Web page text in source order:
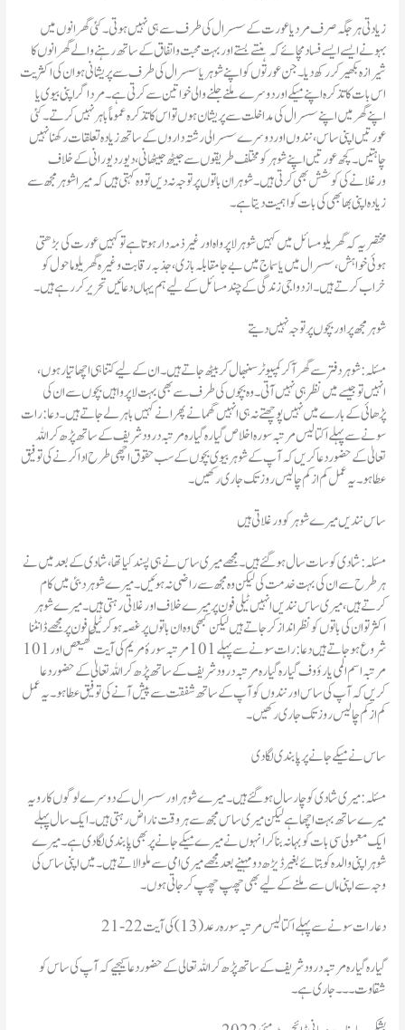
زیادتی ہر جگہ صرف مرد یا عورت کے سسرال کی طرف سے ہی نہیں ہوتی۔ کئی گھرانوں میں
بہونے ایسے ایسے فساد مچائے کہ ہنتے بستے اور بہت محبت و اتفاق کے ساتھ رہنے والے گھرانوں کا
شیرازہ بکھیر کر رکھ دیا۔ جن عورتوں کو اپنے شوہر یا سسرال کی طرف سے پریشانی ہو ان کی اکثریت
اس بات کا تذکرہ اپنے میکے اور دوسرے ملنے جلنے والی خواتین سے کرتی ہے۔ مردا گر اپنی بیوی یا
اپنے گھر میں اپنے سسرال کی مداخلت سے پریشان ہوں تو اس کا تذکرہ عموماً باہر نہیں کرتے۔ کئی
عورتیں اپنی ساس، نندوں اور دوسرے سسرالی رشتہ داروں کے ساتھ زیادہ تعلقات رکھنا نہیں
چاہتیں۔ کچھ عورتیں اپنے شوہر کو مختلف طریقوں سے جیٹھ جیٹھانی ، دیور دیورانی کے خلاف
ورغلانے کی کوشش بھی کرتی ہیں۔ شوہر ان باتوں پر توجہ نہ دیں تو وہ کہتی ہیں کہ میراشوہر مجھ سے
زیادہ اپنی بھا بھی کی بات کو اہمیت دیتا ہے۔
مختصر یہ کہ گھریلو مسائل میں کہیں شوہر لاپر واہ اور غیر ذمہ دار ہوتا ہے تو کہیں عورت کی بڑھتی
ہوئی خواہش، سسرال میں یا سماج میں بے جا مقابلہ بازی، جذبہ رقابت وغیرہ گھریلو ماحول کو
خراب کرتے ہیں۔ ازدواجی زندگی کے چند مسائل کے لیے ہم یہاں دعائیں تحریر کر رہے ہیں۔
شوہر مجھ پر اور بچوں پر توجہ نہیں دیتے
مسئلہ : شوہر دفتر سے گھر آکر کمپیوٹر سنبھال کر بیٹھ جاتے ہیں۔ ان کے لیے کتنا ہی اچھا تیار ہوں،
انہیں تو جیسے میں نظر ہی نہیں آتی۔ وہ بچوں کی طرف سے بھی بہت لاپر واہیں بچوں سے ان کی
پڑھائی کے بارے میں نہیں پوچھتے نہ ہی انہیں گھمانے پھر انے کہیں باہر لے جاتے ہیں۔ دعا: رات
سونے سے پہلے اکتالیس مرتبہ سورہ اخلاص گیارہ گیارہ مرتبہ درود شریف کے ساتھ پڑھ کر اللہ
تعالیٰ کے حضور دعا کریں کہ آپ کے شوہر بیوی بچوں کے سب حقوق اچھی طرح ادا کرنے کی توفیق
عطا ہو۔ یہ عمل کم از کم چالیس روز تک جاری رکھیں۔
ساس نندیں میرے شوہر کو ورغلاتی ہیں
مسئلہ : شادی کو سات سال ہو گئے ہیں۔ مجھے میری ساس نے ہی پسند کیا تھا، شادی کے بعد میں نے
ہر طرح سے ان کی بہت خدمت کی لیکن وہ مجھ سے راضی نہ ہوئیں۔ میرے شوہر دبئی میں کام
کرتے ہیں، میری ساس نندیں انہیں ٹیلی فون پر میرے خلاف اور غلاتی رہتی ہیں۔ میرے شوہر
اکثر تو ان کی باتوں کو نظر انداز کر جاتے ہیں لیکن کبھی وہ ان باتوں پر غصہ ہو کر ٹیلی فون پر مجھے ڈانٹنا
شروع ہو جاتے ہیں دعا: رات سونے سے پہلے 101 مرتبہ سورۂ مریم کی آیت کھیعص اور 101
مرتبہ اسم المی یارؤوف گیاره گیاره مرتبہ درود شریف کے ساتھ پڑھ کر اللہ تعالیٰ کے حضور دعا
کریں کہ آپ کی ساس اور نندوں کو آپ کے ساتھ شفقت سے پیش آنے کی توفیق عطا ہو۔ یہ عمل
کم از کم چالیس روز تک جاری رکھیں۔
ساس نے میکے جانے پر پابندی لگادی
مسئلہ : میری شادی کو چار سال ہو گئے ہیں۔ میرے شوہر اور سسرال کے دوسرے لوگوں کا رویہ
میرے ساتھ بہت اچھا ہے لیکن میری ساس مجھ سے ہر وقت ناراض رہتی ہیں۔ ایک سال پہلے
ایک معمولی سی بات کو بہانہ بنا کر انہوں نے میرے میکے جانے پر بھی پابندی لگادی ہے۔ میرے
شوہر اپنی والدہ کو بتائے بغیر ڈیڑھ دو مہینے بعد مجھے میری امی سے ملو الاتے ہیں۔ میں اپنی ساس کی
وجہ سے اپنی ماں سے ملنے کے لیے بھی چھپ چھپ کر جاتی ہوں۔
دعا رات سونے سے پہلے اکتالیس مرتبہ سورہ رعد (13) کی آیت 22-21
شقاوت ۔۔۔جاری ہے۔